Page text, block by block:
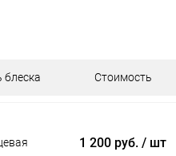
блеска Стоимость
1 200 руб. / шт